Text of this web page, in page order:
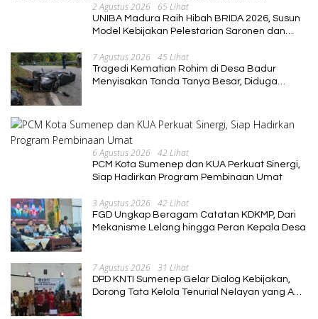
2 Agustus 2026 65 Lihat
UNIBA Madura Raih Hibah BRIDA 2026, Susun
Model Kebijakan Pelestarian Saronen dan
7 Agustus 2026 45 Lihat
Tragedi Kematian Rohim di Desa Badur
Menyisakan Tanda Tanya Besar, Diduga
6 Agustus 2026 42 Lihat
PCM Kota Sumenep dan KUA Perkuat Sinergi,
Siap Hadirkan Program Pembinaan Umat
3 Agustus 2026 42 Lihat
FGD Ungkap Beragam Catatan KDKMP, Dari
Mekanisme Lelang hingga Peran Kepala Desa
7 Agustus 2026 31 Lihat
DPD KNTI Sumenep Gelar Dialog Kebijakan,
Dorong Tata Kelola Tenurial Nelayan yang Adil